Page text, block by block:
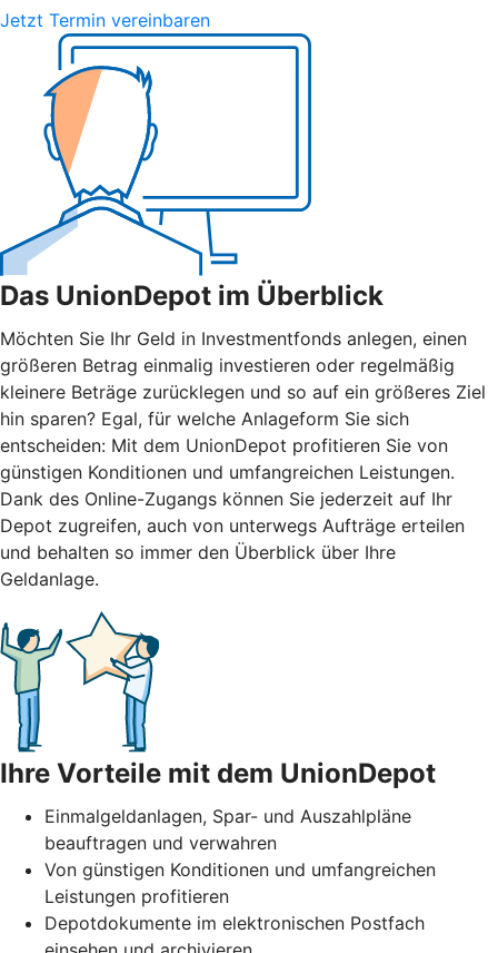
Jetzt Termin vereinbaren
Das UnionDepot im Überblick
Möchten Sie Ihr Geld in Investmentfonds anlegen, einen
größeren Betrag einmalig investieren oder regelmäßig
kleinere Beträge zurücklegen und so auf ein größeres Ziel
hin sparen? Egal, für welche Anlageform Sie sich
entscheiden: Mit dem UnionDepot profitieren Sie von
günstigen Konditionen und umfangreichen Leistungen.
Dank des Online-Zugangs können Sie jederzeit auf Ihr
Depot zugreifen, auch von unterwegs Aufträge erteilen
und behalten so immer den Überblick über Ihre
Geldanlage.
Ihre Vorteile mit dem UnionDepot
Einmalgeldanlagen, Spar- und Auszahlpläne
beauftragen und verwahren
Von günstigen Konditionen und umfangreichen
Leistungen profitieren
Depotdokumente im elektronischen Postfach